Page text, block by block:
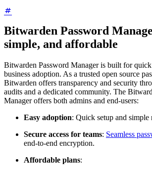
Bitwarden Password
simple, and affordable
Bitwarden Password Manager is built for quick
business adoption. As a trusted open source
Bitwarden offers transparency and security
audits and a dedicated community. The
Manager offers both admins and end-users:
Easy adoption: Quick setup and simple
Secure access for teams: Seamless
end-to-end encryption.
Affordable plans: